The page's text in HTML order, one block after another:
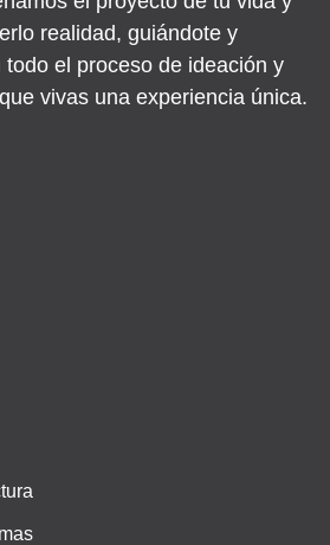
realidad, guiándote y
el proceso de ideación y
vivas una experiencia única.